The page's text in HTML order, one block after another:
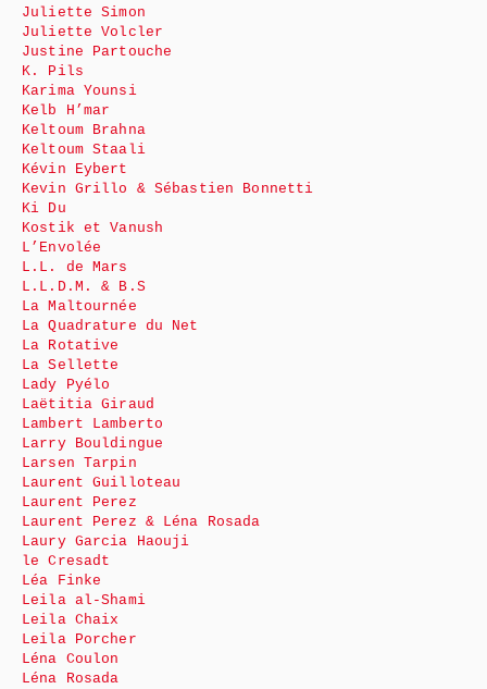
Juliette Simon
Juliette Volcler
Justine Partouche
K. Pils
Karima Younsi
Kelb H’mar
Keltoum Brahna
Keltoum Staali
Kévin Eybert
Kevin Grillo & Sébastien Bonnetti
Ki Du
Kostik et Vanush
L’Envolée
L.L. de Mars
L.L.D.M. & B.S
La Maltournée
La Quadrature du Net
La Rotative
La Sellette
Lady Pyélo
Laëtitia Giraud
Lambert Lamberto
Larry Bouldingue
Larsen Tarpin
Laurent Guilloteau
Laurent Perez
Laurent Perez & Léna Rosada
Laury Garcia Haouji
le Cresadt
Léa Finke
Leila al-Shami
Leila Chaix
Leila Porcher
Léna Coulon
Léna Rosada